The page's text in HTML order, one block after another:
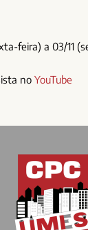
feira) a 03/11
no YouTube